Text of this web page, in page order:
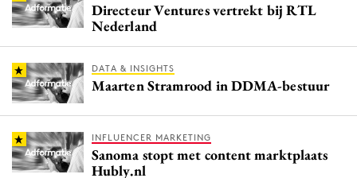
Directeur Ventures vertrekt bij RTL
Nederland
DATA & INSIGHTS
Maarten Stramrood in DDMA-bestuur
INFLUENCER MARKETING
Sanoma stopt met content marktplaats
Hubly.nl